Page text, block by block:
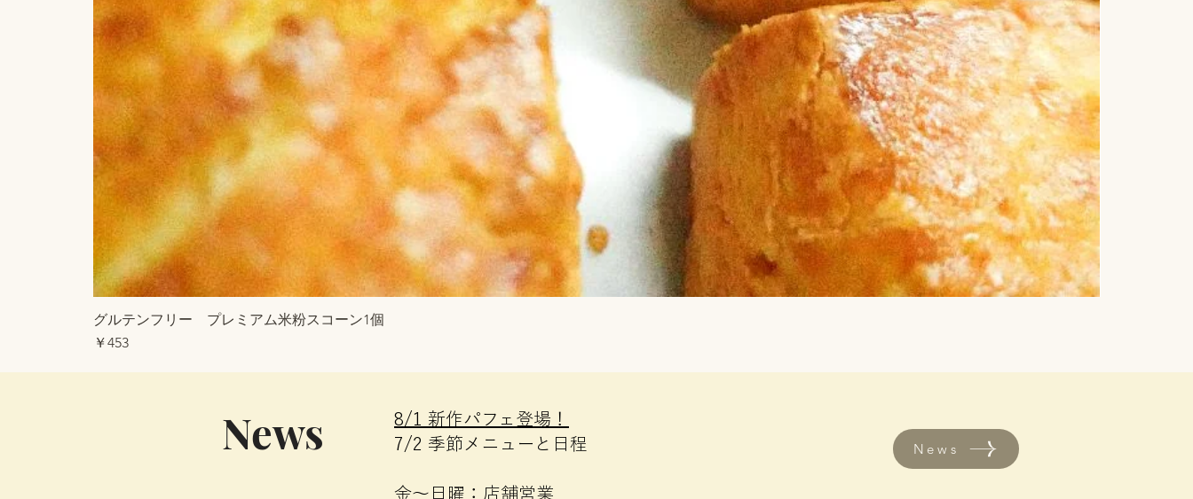
グルテンフリー プレミアム米粉スコーン1個
価格
￥453
News
8/1 新作パフェ登場！
7/2 季節メニューと日程
金～日曜：店舗営業
News